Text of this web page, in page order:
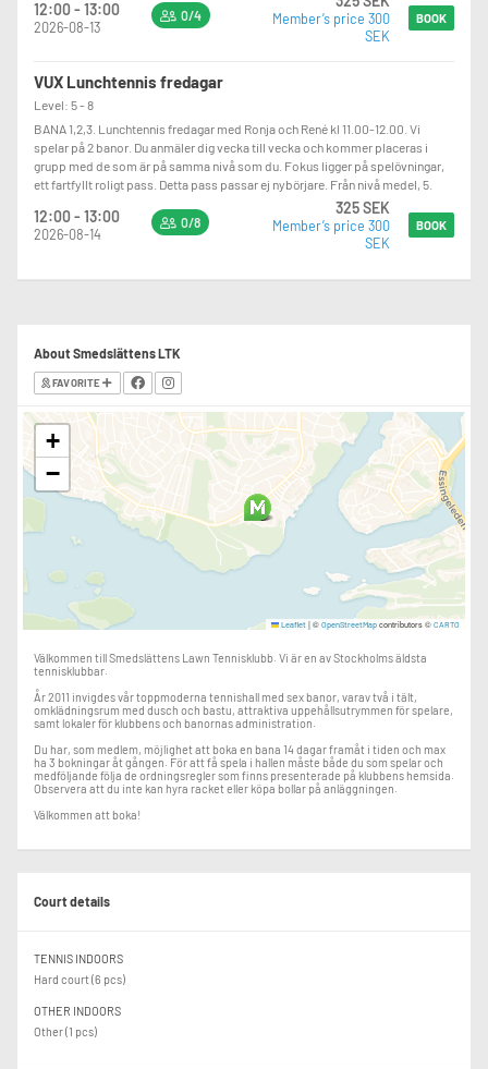
12:00 - 13:00
2026-08-13
0/4
Member’s price 300
SEK
BOOK
VUX Lunchtennis fredagar
Level: 5 - 8
BANA 1,2,3. Lunchtennis fredagar med Ronja och René kl 11.00-12.00. Vi
spelar på 2 banor. Du anmäler dig vecka till vecka och kommer placeras i
grupp med de som är på samma nivå som du. Fokus ligger på spelövningar,
ett fartfyllt roligt pass. Detta pass passar ej nybörjare. Från nivå medel, 5.
12:00 - 13:00
2026-08-14
0/8
325 SEK
Member’s price 300
SEK
BOOK
About Smedslättens LTK
FAVORITE
+
−
Leaflet |© OpenStreetMap contributors © CARTO
Välkommen till Smedslättens Lawn Tennisklubb. Vi är en av Stockholms äldsta
tennisklubbar.
År 2011 invigdes vår toppmoderna tennishall med sex banor, varav två i tält,
omklädningsrum med dusch och bastu, attraktiva uppehållsutrymmen för spelare,
samt lokaler för klubbens och banornas administration.
Du har, som medlem, möjlighet att boka en bana 14 dagar framåt i tiden och max
ha 3 bokningar åt gången. För att få spela i hallen måste både du som spelar och
medföljande följa de ordningsregler som finns presenterade på klubbens hemsida.
Observera att du inte kan hyra racket eller köpa bollar på anläggningen.
Välkommen att boka!
Court details
TENNIS INDOORS
Hard court (6 pcs)
OTHER INDOORS
Other (1 pcs)